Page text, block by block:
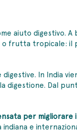
aiuto digestivo.
frutta tropicale: il
In India
digestione. Dal
per migliorare
e